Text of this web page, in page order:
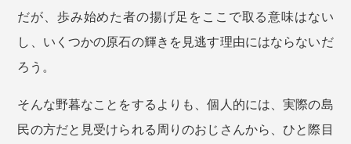
だが、歩み始めた者の揚げ足をここで取る意味はない
し、いくつかの原石の輝きを見逃す理由にはならないだ
ろう。
そんな野暮なことをするよりも、個人的には、実際の島
民の方だと見受けられる周りのおじさんから、ひと際目